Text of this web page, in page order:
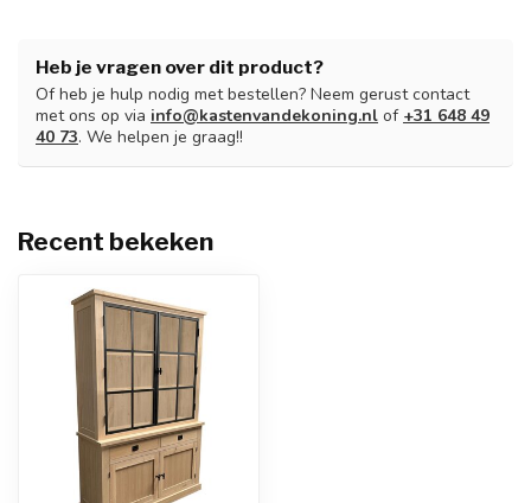
Heb je vragen over dit product?
Of heb je hulp nodig met bestellen? Neem gerust contact
met ons op via info@kastenvandekoning.nl of +31 648 49
40 73. We helpen je graag!!
Recent bekeken